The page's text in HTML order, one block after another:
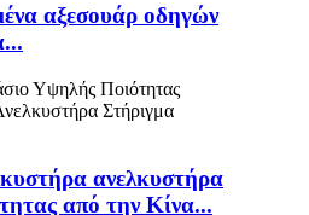
αξεσουάρ οδηγών
ανελκυστήρα
από την Κίνα...